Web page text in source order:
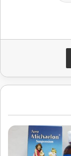
مشاركة عبر البريد